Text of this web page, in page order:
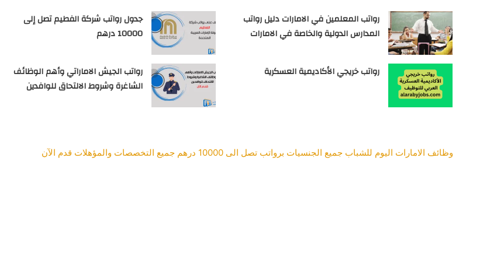
رواتب المعلمين في الامارات دليل رواتب
المدارس الدولية والخاصة في الامارات
جدول رواتب شركة الفطيم تصل إلى
10000 درهم
رواتب خريجي الأكاديمية العسكرية
رواتب الجيش الاماراتي وأهم الوظائف
الشاغرة وشروط الالتحاق للوافدين
وظائف الامارات اليوم للشباب جميع الجنسيات برواتب تصل الى 10000 درهم جميع التخصصات والمؤهلات قدم الآن